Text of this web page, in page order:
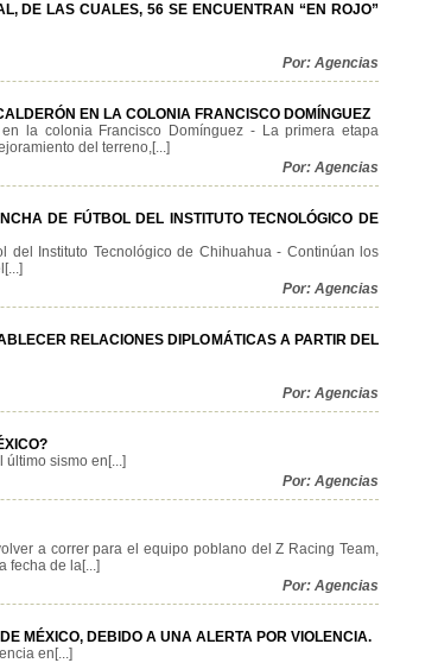
DE LAS CUALES, 56 SE ENCUENTRAN “EN ROJO”
Por: Agencias
EN LA COLONIA FRANCISCO DOMÍNGUEZ
la colonia Francisco Domínguez - La primera etapa
del terreno,[...]
Por: Agencias
DE FÚTBOL DEL INSTITUTO TECNOLÓGICO DE
Instituto Tecnológico de Chihuahua - Continúan los
Por: Agencias
RELACIONES DIPLOMÁTICAS A PARTIR DEL
Por: Agencias
último sismo en[...]
Por: Agencias
a correr para el equipo poblano del Z Racing Team,
fecha de la[...]
Por: Agencias
MÉXICO, DEBIDO A UNA ALERTA POR VIOLENCIA.
en[...]